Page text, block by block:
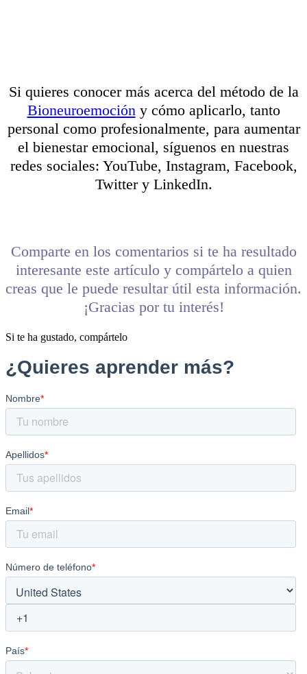
Si quieres conocer más acerca del método de la
Bioneuroemoción y cómo aplicarlo, tanto
personal como profesionalmente, para aumentar
el bienestar emocional, síguenos en nuestras
redes sociales: YouTube, Instagram, Facebook,
Twitter y LinkedIn.
Comparte en los comentarios si te ha resultado
interesante este artículo y compártelo a quien
creas que le puede resultar útil esta información.
¡Gracias por tu interés!
Si te ha gustado, compártelo